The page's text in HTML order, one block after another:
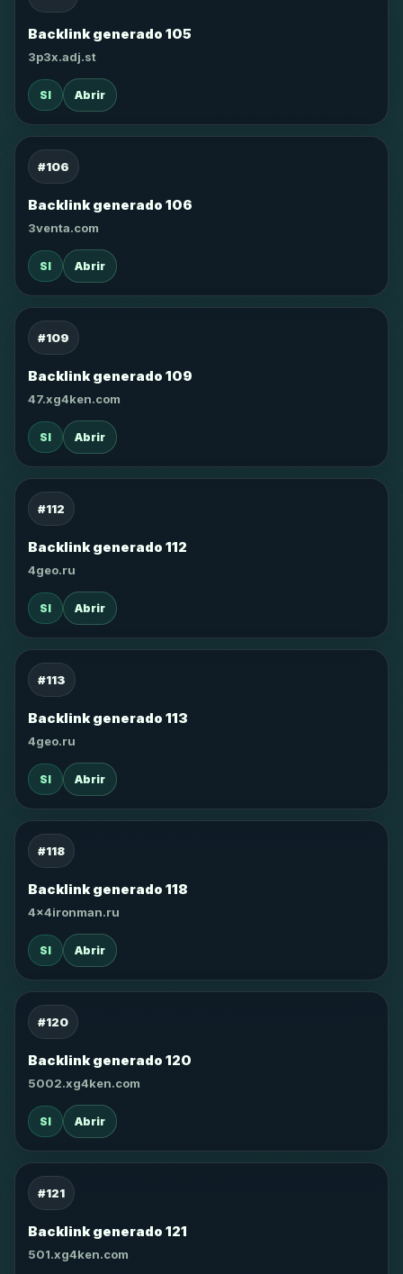
Backlink generado 105
3p3x.adj.st
SI Abrir
#106
Backlink generado 106
3venta.com
SI Abrir
#109
Backlink generado 109
47.xg4ken.com
SI Abrir
#112
Backlink generado 112
4geo.ru
SI Abrir
#113
Backlink generado 113
4geo.ru
SI Abrir
#118
Backlink generado 118
4x4ironman.ru
SI Abrir
#120
Backlink generado 120
5002.xg4ken.com
SI Abrir
#121
Backlink generado 121
501.xg4ken.com